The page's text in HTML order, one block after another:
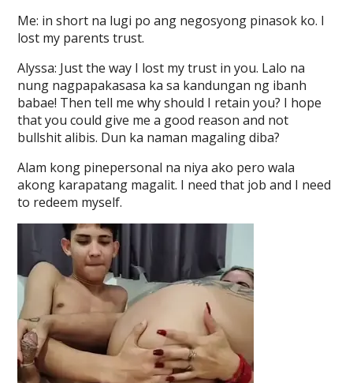
Me: in short na lugi po ang negosyong pinasok ko. I
lost my parents trust.
Alyssa: Just the way I lost my trust in you. Lalo na
nung nagpapakasasa ka sa kandungan ng ibanh
babae! Then tell me why should I retain you? I hope
that you could give me a good reason and not
bullshit alibis. Dun ka naman magaling diba?
Alam kong pinepersonal na niya ako pero wala
akong karapatang magalit. I need that job and I need
to redeem myself.